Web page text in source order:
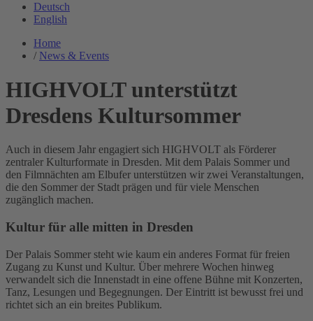
Deutsch
English
Home
/ News & Events
HIGHVOLT unterstützt
Dresdens Kultursommer
Auch in diesem Jahr engagiert sich HIGHVOLT als Förderer
zentraler Kulturformate in Dresden. Mit dem Palais Sommer und
den Filmnächten am Elbufer unterstützen wir zwei Veranstaltungen,
die den Sommer der Stadt prägen und für viele Menschen
zugänglich machen.
Kultur für alle mitten in Dresden
Der Palais Sommer steht wie kaum ein anderes Format für freien
Zugang zu Kunst und Kultur. Über mehrere Wochen hinweg
verwandelt sich die Innenstadt in eine offene Bühne mit Konzerten,
Tanz, Lesungen und Begegnungen. Der Eintritt ist bewusst frei und
richtet sich an ein breites Publikum.